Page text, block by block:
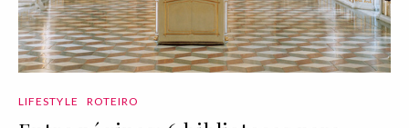
LIFESTYLE ROTEIRO